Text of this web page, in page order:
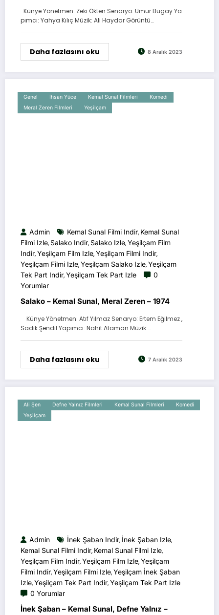
Künye Yönetmen: Zeki Ökten Senaryo: Umur Bugay Ya
pımcı: Yahya Kılıç Müzik: Ali Haydar Görüntü…
Daha fazlasını oku 8 Aralık 2023
Genel İhsan Yüce Kemal Sunal Filmleri
Komedi
Meral Zeren Filmleri
Yeşilçam
Admin Kemal Sunal Filmi Indir, Kemal Sunal
Filmi Izle, Salako Indir, Salako Izle,Yeşilçam Film
Indir,Yeşilçam Film Izle,Yeşilçam Filmi Indir,
Yeşilçam Filmi Izle,Yeşilçam Salako Izle,Yeşilçam
Tek Part Indir,Yeşilçam Tek Part Izle
0
Yorumlar
Salako – Kemal Sunal, Meral Zeren – 1974
Künye Yönetmen: Atıf Yılmaz Senaryo: Ertem Eğilmez ,
Sadık Şendil Yapımcı: Nahit Ataman Müzik:…
Daha fazlasını oku 7 Aralık 2023
Ali Şen Defne Yalnız Filmleri Kemal Sunal Filmleri
Komedi
Yeşilçam
Admin İnek Şaban Indir, İnek Şaban Izle,
Kemal Sunal Filmi Indir, Kemal Sunal Filmi Izle,
Yeşilçam Film Indir,Yeşilçam Film Izle,Yeşilçam
Filmi Indir,Yeşilçam Filmi Izle,Yeşilçam İnek Şaban
Izle,Yeşilçam Tek Part Indir,Yeşilçam Tek Part Izle
0 Yorumlar
İnek Şaban – Kemal Sunal, Defne Yalnız –